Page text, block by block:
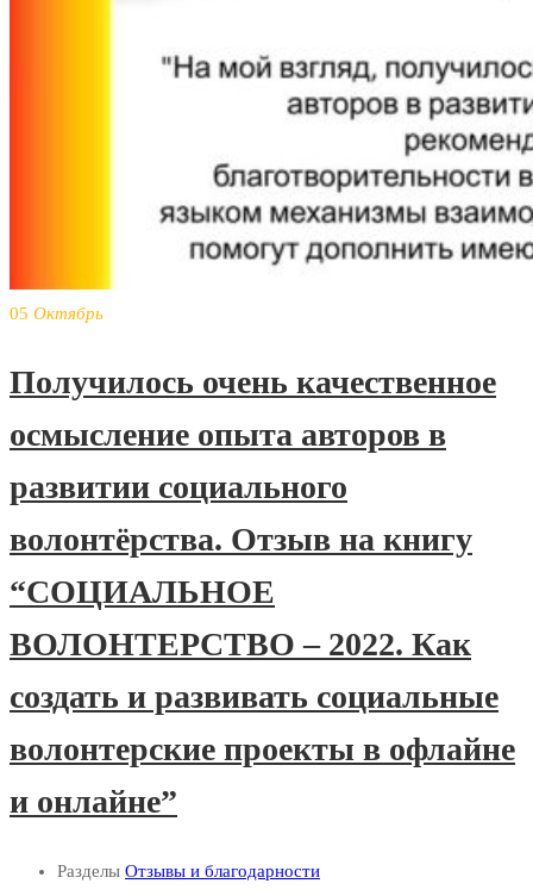
05 Октябрь
Получилось очень качественное
осмысление опыта авторов в
развитии социального
волонтёрства. Отзыв на книгу
“СОЦИАЛЬНОЕ
ВОЛОНТЕРСТВО – 2022. Как
создать и развивать социальные
волонтерские проекты в офлайне
и онлайне”
Разделы Отзывы и благодарности